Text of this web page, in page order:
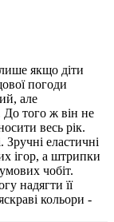
якщо діти
погоди
але
того ж він не
весь рік.
еластичні
ігор, а штрипки
чобіт.
надягти її
кольори -